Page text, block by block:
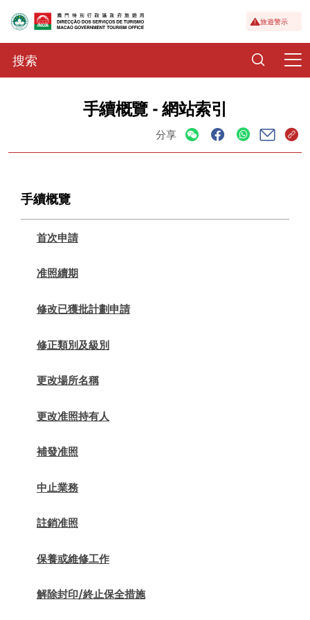
旅遊警示
手續概覽 - 網站索引
分享
手續概覽
首次申請
准照續期
修改已獲批計劃申請
修正類別及級別
更改場所名稱
更改准照持有人
補發准照
中止業務
註銷准照
保養或維修工作
解除封印/終止保全措施